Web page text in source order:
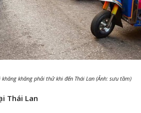
khăng khăng phải thử khi đến Thái Lan (Ảnh: sưu tầm)
Thái Lan